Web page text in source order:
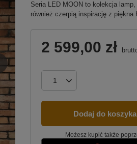
Seria LED MOON to kolekcja
również czerpią inspirację z
2 599,00 zł
Dodaj do koszyka
Możesz kupić także